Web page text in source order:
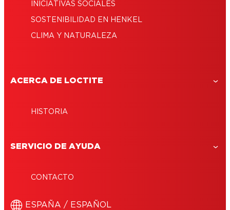
INICIATIVAS SOCIALES
SOSTENIBILIDAD EN HENKEL
CLIMA Y NATURALEZA
ACERCA DE LOCTITE
HISTORIA
SERVICIO DE AYUDA
CONTACTO
ESPAÑA / ESPAÑOL